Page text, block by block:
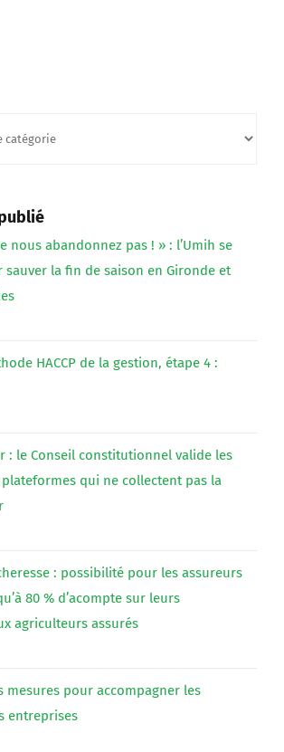
nous abandonnez pas ! » : l’Umih se
la fin de saison en Gironde et
HACCP de la gestion, étape 4 :
: le Conseil constitutionnel valide les
qui ne collectent pas la
: possibilité pour les assureurs
80 % d’acompte sur leurs
agriculteurs assurés
mesures pour accompagner les
entreprises